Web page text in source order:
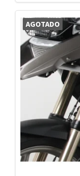
AGOTADO